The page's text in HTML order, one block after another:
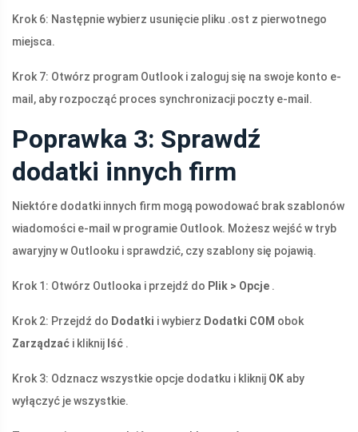
Krok 6: Następnie wybierz usunięcie pliku .ost z pierwotnego
miejsca.
Krok 7: Otwórz program Outlook i zaloguj się na swoje konto e-
mail, aby rozpocząć proces synchronizacji poczty e-mail.
Poprawka 3: Sprawdź
dodatki innych firm
Niektóre dodatki innych firm mogą powodować brak szablonów
wiadomości e-mail w programie Outlook. Możesz wejść w tryb
awaryjny w Outlooku i sprawdzić, czy szablony się pojawią.
Krok 1: Otwórz Outlooka i przejdź do Plik > Opcje .
Krok 2: Przejdź do Dodatki i wybierz Dodatki COM obok
Zarządzać i kliknij Iść .
Krok 3: Odznacz wszystkie opcje dodatku i kliknij OK aby
wyłączyć je wszystkie.